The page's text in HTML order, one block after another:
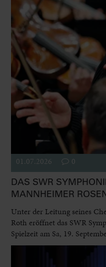
01.07.2026 0
DAS SWR
MANNHEIMER
Unter der Leitung seines
Roth eröffnet das SWR
Spielzeit am Sa, 19.